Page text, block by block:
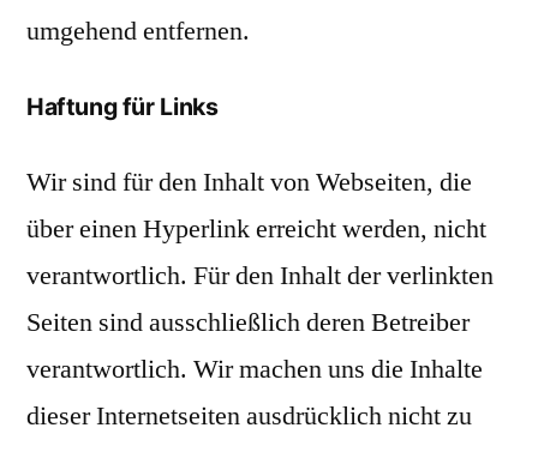
umgehend entfernen.
Haftung für Links
Wir sind für den Inhalt von Webseiten, die
über einen Hyperlink erreicht werden, nicht
verantwortlich. Für den Inhalt der verlinkten
Seiten sind ausschließlich deren Betreiber
verantwortlich. Wir machen uns die Inhalte
dieser Internetseiten ausdrücklich nicht zu